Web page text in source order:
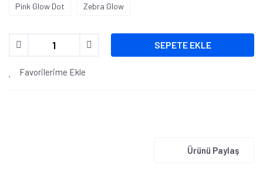
Pink Glow Dot Zebra Glow
SEPETE EKLE
Favorilerime Ekle
Ürünü Paylaş